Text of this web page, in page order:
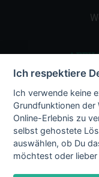
Ich respektiere
Ich verwende keine
Grundfunktionen der
Online-Erlebnis zu
selbst gehostete
auswählen, ob Du
möchtest oder